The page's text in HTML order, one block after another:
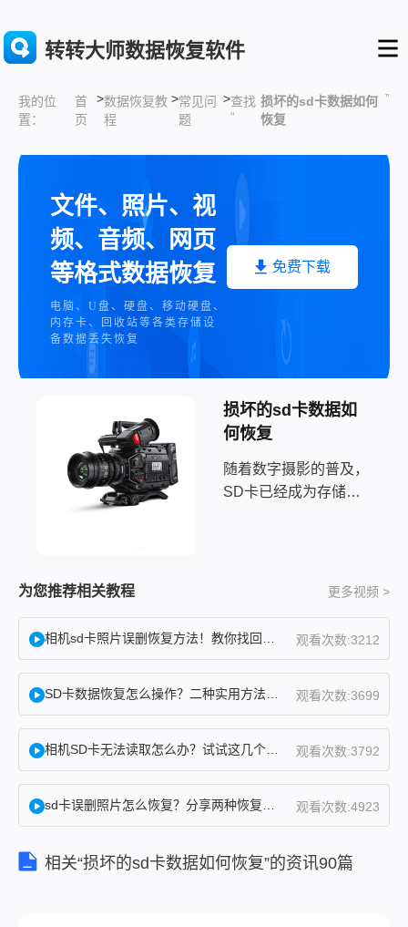
转转大师数据恢复软件
我的位
置：
首
页
>数据恢复教
程
>常见问
题
>查找
“
损坏的sd卡数据如何
恢复
”
文件、照片、视
频、音频、网页
等格式数据恢复
电脑、U盘、硬盘、移动硬盘、
内存卡、回收站等各类存储设
备数据丢失恢复
免费下载
损坏的sd卡数据如
何恢复
随着数字摄影的普及，
SD卡已经成为存储摄
式化，我们该如何恢复
为您提供一份详尽的摄
影机里面的sd卡数据怎
么恢复指南，帮助您从
为您推荐相关教程 更多视频 >
观看次数:3212
观看次数:3699
观看次数:3792
观看次数:4923
相关“损坏的sd卡数据如何恢复”的资讯90篇